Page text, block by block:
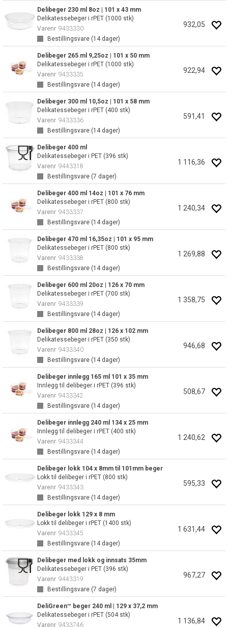
Delibeger 230 ml 8oz | 101 x 43 mm
Delikatessebeger i rPET (1000 stk)
Varenr 9433330
Bestillingsvare (14dager)
932,05
Delibeger 265 ml 9,25oz | 101 x 50 mm
Delikatessebeger i rPET (1000 stk)
Varenr 9433335
Bestillingsvare (14dager)
922,94
Delibeger 300 ml 10,5oz | 101 x 58 mm
Delikatessebeger i rPET (400 stk)
Varenr 9433336
Bestillingsvare (14dager)
591,41
Delibeger 400 ml
Delikatessebeger i PET (396 stk)
Varenr 9443318
Bestillingsvare (7 dager)
1 116,36
Delibeger 400 ml 14oz | 101 x 76 mm
Delikatessebeger i rPET (800 stk)
Varenr 9433337
Bestillingsvare (14dager)
1 240,34
Delibeger 470 ml 16,35oz | 101 x 95 mm
Delikatessebeger i rPET (800 stk)
Varenr 9433338
Bestillingsvare (14dager)
1 269,88
Delibeger 600 ml 20oz | 126 x 70 mm
Delikatessebeger i rPET (700 stk)
Varenr 9433339
Bestillingsvare (14dager)
1 358,75
Delibeger 800 ml 28oz | 126 x 102 mm
Delikatessebeger i rPET (350 stk)
Varenr 9433340
Bestillingsvare (14dager)
946,68
Delibeger innlegg 165 ml 101 x 35 mm
Innlegg til delibeger i rPET (396 stk)
Varenr 9433342
Bestillingsvare (14dager)
508,67
Delibeger innlegg 240 ml 134 x 25 mm
Innlegg til delibeger i rPET (400 stk)
Varenr 9433344
Bestillingsvare (14dager)
1 240,62
Delibeger lokk 104 x 8mm til 101mm beger
Lokk til delibeger i rPET (800 stk)
Varenr 9433343
Bestillingsvare (14dager)
595,33
Delibeger lokk 129 x 8 mm
Lokk til delibeger i rPET (1400 stk)
Varenr 9433345
Bestillingsvare (14dager)
1 631,44
Delibeger med lokk og innsats 35mm
Delikatessebeger i PET (396 stk)
Varenr 9443319
Bestillingsvare (7 dager)
967,27
DeliGreen™ beger 240 ml | 129 x 37,2 mm
Delikatessebeger i rPET (504 stk)
Varenr 9433746 1 136,84